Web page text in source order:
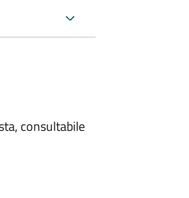
consultabile